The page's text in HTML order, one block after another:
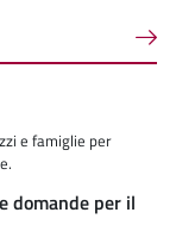
e famiglie per
domande per il